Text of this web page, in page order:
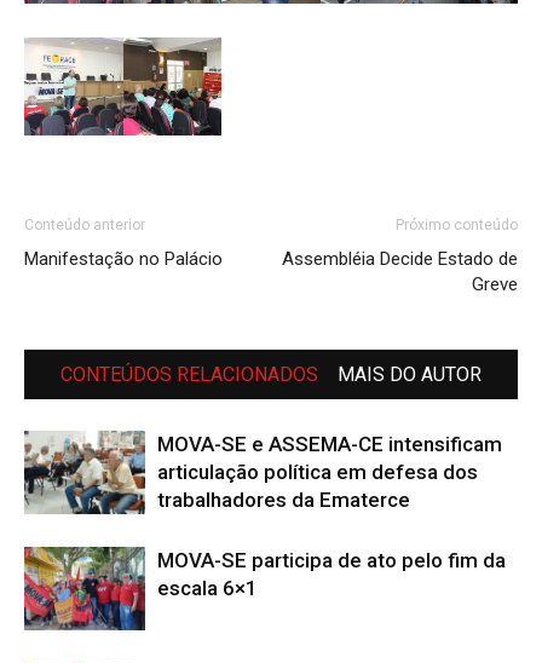
Conteúdo anterior
Manifestação no Palácio
Próximo conteúdo
Assembléia Decide Estado de
Greve
CONTEÚDOS RELACIONADOS MAIS DO AUTOR
MOVA-SE e ASSEMA-CE intensificam
articulação política em defesa dos
trabalhadores da Ematerce
MOVA-SE participa de ato pelo fim da
escala 6×1